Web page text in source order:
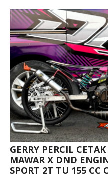
GERRY PERCIL
MAWAR X DND
SPORT 2T TU 155 CC